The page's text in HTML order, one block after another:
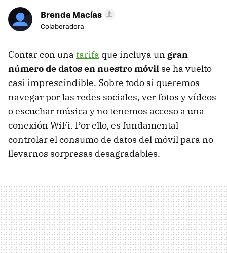
Brenda Macías
Colaboradora
Contar con una tarifa que incluya un gran
número de datos en nuestro móvil se ha vuelto
casi imprescindible. Sobre todo si queremos
navegar por las redes sociales, ver fotos y vídeos
o escuchar música y no tenemos acceso a una
conexión WiFi. Por ello, es fundamental
controlar el consumo de datos del móvil para no
llevarnos sorpresas desagradables.